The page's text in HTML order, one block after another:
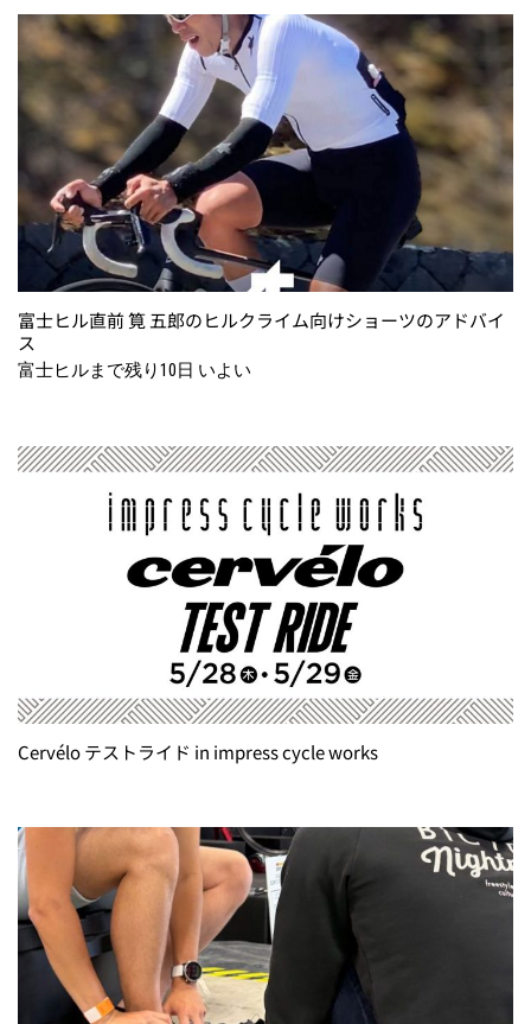
富士ヒル直前 筧 五郎のヒルクライム向けショーツのアドバイ
ス
富士ヒルまで残り10日 いよい
Cervélo テストライド in impress cycle works